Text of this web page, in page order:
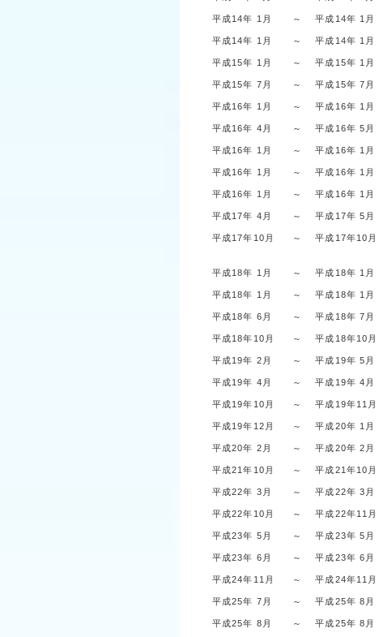
平成14年 1月 ～平成14年 1月
平成14年 1月 ～平成14年 1月
平成15年 1月 ～平成15年 1月
平成15年 7月 ～平成15年 7月
平成16年 1月 ～平成16年 1月
平成16年 4月 ～平成16年 5月
平成16年 1月 ～平成16年 1月
平成16年 1月 ～平成16年 1月
平成16年 1月 ～平成16年 1月
平成17年 4月 ～平成17年 5月
平成17年10月 ～平成17年10月
平成18年 1月 ～平成18年 1月
平成18年 1月 ～平成18年 1月
平成18年 6月 ～平成18年 7月
平成18年10月 ～平成18年10月
平成19年 2月 ～平成19年 5月
平成19年 4月 ～平成19年 4月
平成19年10月 ～平成19年11月
平成19年12月 ～平成20年 1月
平成20年 2月 ～平成20年 2月
平成21年10月 ～平成21年10月
平成22年 3月 ～平成22年 3月
平成22年10月 ～平成22年11月
平成23年 5月 ～平成23年 5月
平成23年 6月 ～平成23年 6月
平成24年11月 ～平成24年11月
平成25年 7月 ～平成25年 8月
平成25年 8月 ～平成25年 8月